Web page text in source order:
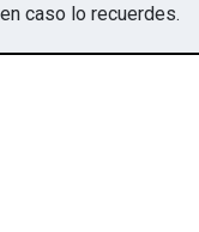
caso lo recuerdes.